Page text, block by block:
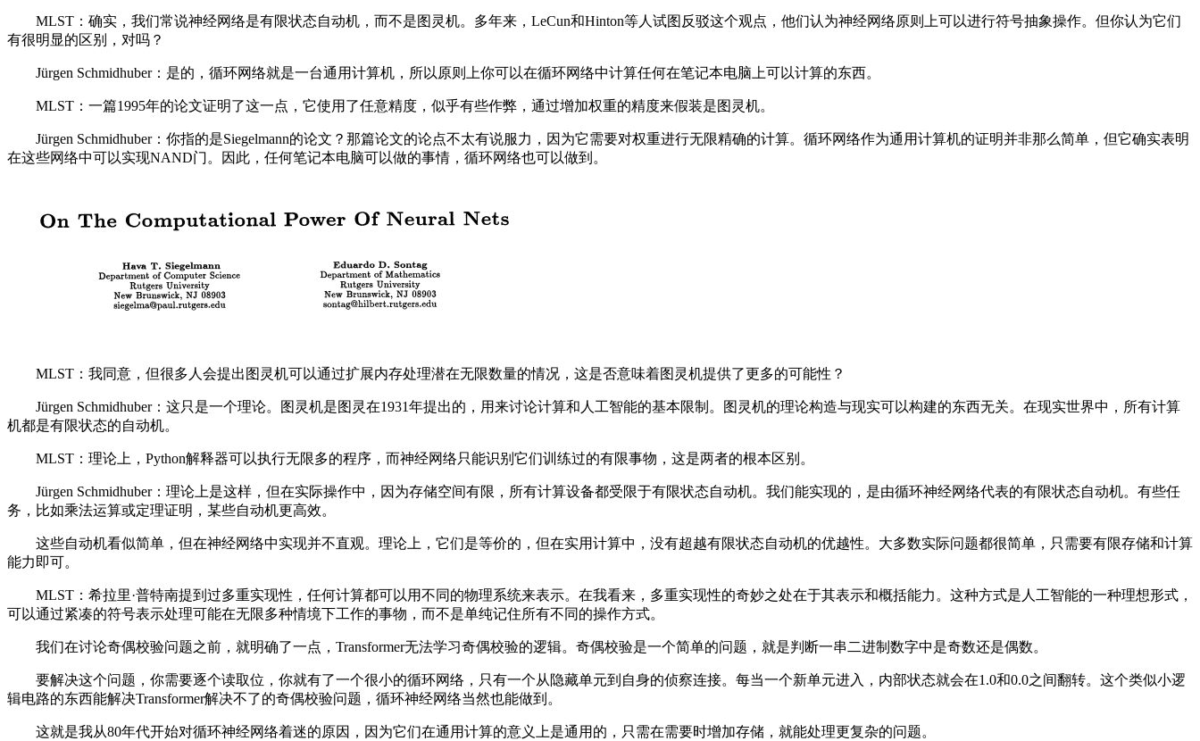
MLST：确实，我们常说神经网络是有限状态自动机，而不是图灵机。多年来，LeCun和Hinton等人试图反驳这个观点，他们认为神经网络原则上可以进行符号抽象操作。但你认为它们
有很明显的区别，对吗？
Jürgen Schmidhuber：是的，循环网络就是一台通用计算机，所以原则上你可以在循环网络中计算任何在笔记本电脑上可以计算的东西。
MLST：一篇1995年的论文证明了这一点，它使用了任意精度，似乎有些作弊，通过增加权重的精度来假装是图灵机。
Jürgen Schmidhuber：你指的是Siegelmann的论文？那篇论文的论点不太有说服力，因为它需要对权重进行无限精确的计算。循环网络作为通用计算机的证明并非那么简单，但它确实表明
在这些网络中可以实现NAND门。因此，任何笔记本电脑可以做的事情，循环网络也可以做到。
MLST：我同意，但很多人会提出图灵机可以通过扩展内存处理潜在无限数量的情况，这是否意味着图灵机提供了更多的可能性？
Jürgen Schmidhuber：这只是一个理论。图灵机是图灵在1931年提出的，用来讨论计算和人工智能的基本限制。图灵机的理论构造与现实可以构建的东西无关。在现实世界中，所有计算
机都是有限状态的自动机。
MLST：理论上，Python解释器可以执行无限多的程序，而神经网络只能识别它们训练过的有限事物，这是两者的根本区别。
Jürgen Schmidhuber：理论上是这样，但在实际操作中，因为存储空间有限，所有计算设备都受限于有限状态自动机。我们能实现的，是由循环神经网络代表的有限状态自动机。有些任
务，比如乘法运算或定理证明，某些自动机更高效。
这些自动机看似简单，但在神经网络中实现并不直观。理论上，它们是等价的，但在实用计算中，没有超越有限状态自动机的优越性。大多数实际问题都很简单，只需要有限存储和计算
能力即可。
MLST：希拉里·普特南提到过多重实现性，任何计算都可以用不同的物理系统来表示。在我看来，多重实现性的奇妙之处在于其表示和概括能力。这种方式是人工智能的一种理想形式，
可以通过紧凑的符号表示处理可能在无限多种情境下工作的事物，而不是单纯记住所有不同的操作方式。
我们在讨论奇偶校验问题之前，就明确了一点，Transformer无法学习奇偶校验的逻辑。奇偶校验是一个简单的问题，就是判断一串二进制数字中是奇数还是偶数。
要解决这个问题，你需要逐个读取位，你就有了一个很小的循环网络，只有一个从隐藏单元到自身的侦察连接。每当一个新单元进入，内部状态就会在1.0和0.0之间翻转。这个类似小逻
辑电路的东西能解决Transformer解决不了的奇偶校验问题，循环神经网络当然也能做到。
这就是我从80年代开始对循环神经网络着迷的原因，因为它们在通用计算的意义上是通用的，只需在需要时增加存储，就能处理更复杂的问题。